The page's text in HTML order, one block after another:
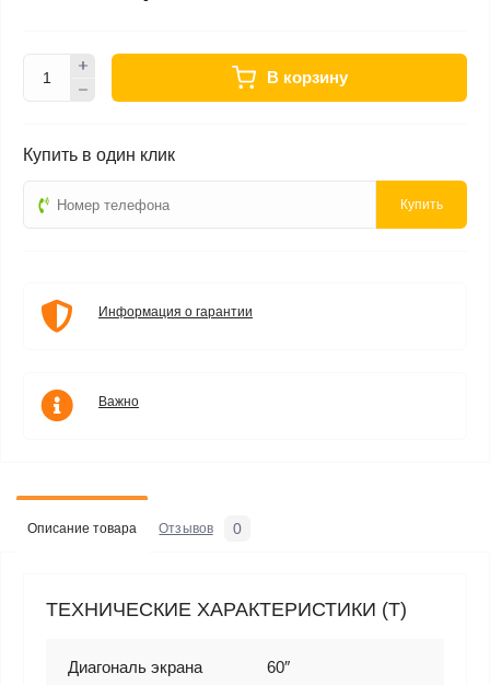
В корзину
Купить в один клик
Купить
Информация о гарантии
Важно
Описание товара Отзывов 0
ТЕХНИЧЕСКИЕ ХАРАКТЕРИСТИКИ (T)
Диагональ экрана 60″